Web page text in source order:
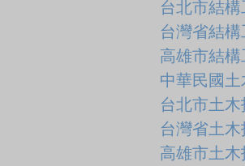
台北市結
台灣省結
高雄市結
中華民國
台北市土
台灣省土
高雄市土